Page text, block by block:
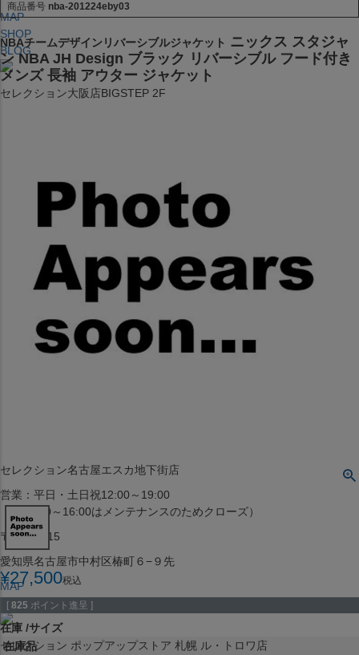
MAP
SHOP
BLOG
セレクション大阪店BIGSTEP 2F
TEL:06-4708-3300
営業：土・日・祝日のみ 12:00-18:00
セレクション名古屋エスカ地下街店
営業：平日・土日祝12:00～19:00
（※15:00～16:00はメンテナンスのためクローズ）
〒453-0015
愛知県名古屋市中村区椿町６−９先
MAP
SHOP
セレクション ポップアップストア 札幌 ル・トロワ店
商品番号 nba-201224eby03
NBAチームデザインリバーシブルジャケット ニックス スタジャ
ン NBA JH Design ブラック リバーシブル フード付き
メンズ 長袖 アウター ジャケット
¥27,500税込
[ 825 ポイント進呈 ]
在庫 サイズ
在庫品